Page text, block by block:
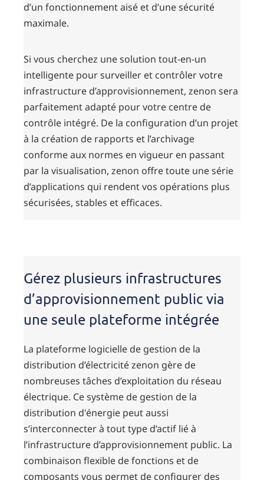
d’un fonctionnement aisé et d’une sécurité
maximale.
Si vous cherchez une solution tout-en-un
intelligente pour surveiller et contrôler votre
infrastructure d’approvisionnement, zenon sera
parfaitement adapté pour votre centre de
contrôle intégré. De la configuration d’un projet
à la création de rapports et l’archivage
conforme aux normes en vigueur en passant
par la visualisation, zenon offre toute une série
d’applications qui rendent vos opérations plus
sécurisées, stables et efficaces.
Gérez plusieurs infrastructures
d’approvisionnement public via
une seule plateforme intégrée
La plateforme logicielle de gestion de la
distribution d’électricité zenon gère de
nombreuses tâches d’exploitation du réseau
électrique. Ce système de gestion de la
distribution d'énergie peut aussi
s’interconnecter à tout type d’actif lié à
l’infrastructure d’approvisionnement public. La
combinaison flexible de fonctions et de
composants vous permet de configurer des